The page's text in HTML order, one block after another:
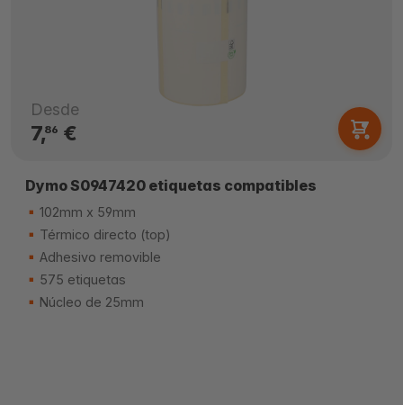
Desde
7,86 €
Dymo S0947420 etiquetas compatibles
102mm x 59mm
Térmico directo (top)
Adhesivo removible
575 etiquetas
Núcleo de 25mm